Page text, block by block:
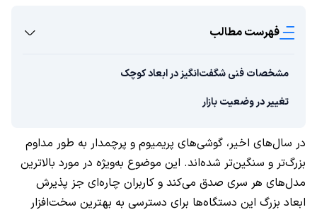
فهرست مطالب
مشخصات فنی شگفت‌انگیز در ابعاد کوچک
تغییر در وضعیت بازار
در سال‌های اخیر، گوشی‌های پریمیوم و پرچمدار به طور مداوم
بزرگ‌تر و سنگین‌تر شده‌اند. این موضوع به‌ویژه در مورد بالاترین
مدل‌های هر سری صدق می‌کند و کاربران چاره‌ای جز پذیرش
ابعاد بزرگ این دستگاه‌ها برای دسترسی به بهترین سخت‌افزار